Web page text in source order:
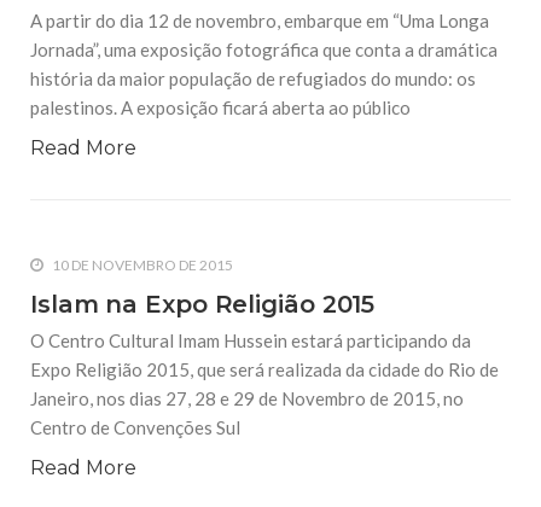
A partir do dia 12 de novembro, embarque em “Uma Longa
Jornada”, uma exposição fotográfica que conta a dramática
história da maior população de refugiados do mundo: os
palestinos. A exposição ficará aberta ao público
Read More
10 DE NOVEMBRO DE 2015
Islam na Expo Religião 2015
O Centro Cultural Imam Hussein estará participando da
Expo Religião 2015, que será realizada da cidade do Rio de
Janeiro, nos dias 27, 28 e 29 de Novembro de 2015, no
Centro de Convenções Sul
Read More